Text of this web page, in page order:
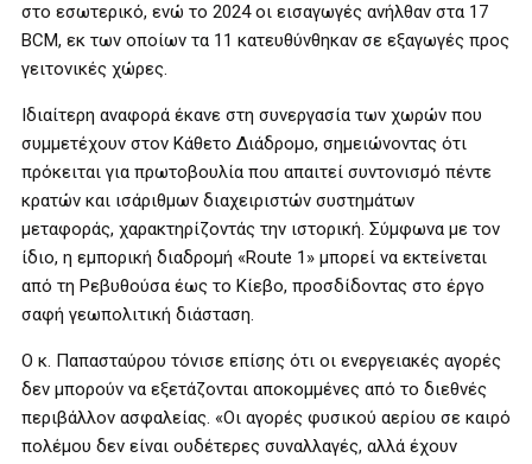
στο εσωτερικό, ενώ το 2024 οι εισαγωγές ανήλθαν στα 17
BCM, εκ των οποίων τα 11 κατευθύνθηκαν σε εξαγωγές προς
γειτονικές χώρες.
Ιδιαίτερη αναφορά έκανε στη συνεργασία των χωρών που
συμμετέχουν στον Κάθετο Διάδρομο, σημειώνοντας ότι
πρόκειται για πρωτοβουλία που απαιτεί συντονισμό πέντε
κρατών και ισάριθμων διαχειριστών συστημάτων
μεταφοράς, χαρακτηρίζοντάς την ιστορική. Σύμφωνα με τον
ίδιο, η εμπορική διαδρομή «Route 1» μπορεί να εκτείνεται
από τη Ρεβυθούσα έως το Κίεβο, προσδίδοντας στο έργο
σαφή γεωπολιτική διάσταση.
Ο κ. Παπασταύρου τόνισε επίσης ότι οι ενεργειακές αγορές
δεν μπορούν να εξετάζονται αποκομμένες από το διεθνές
περιβάλλον ασφαλείας. «Οι αγορές φυσικού αερίου σε καιρό
πολέμου δεν είναι ουδέτερες συναλλαγές, αλλά έχουν